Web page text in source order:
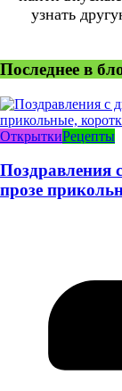
узнать
Последнее в
ОткрыткиРецепты
Поздравления
прозе